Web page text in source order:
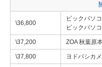
\36,800
ビックパソ
ビックパソ
\37,200 ZOA 秋葉原
\37,800 ヨドバシカ